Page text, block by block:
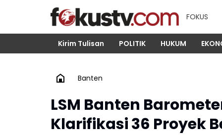
FOKUS
Kirim Tulisan POLITIK HUKUM
Banten
LSM Banten
Klarifikasi 36 Proyek